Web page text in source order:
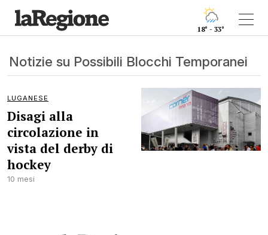
18° - 33°
Notizie su Possibili Blocchi Temporanei
LUGANESE
Disagi alla
circolazione in
vista del derby di
hockey
10 mesi